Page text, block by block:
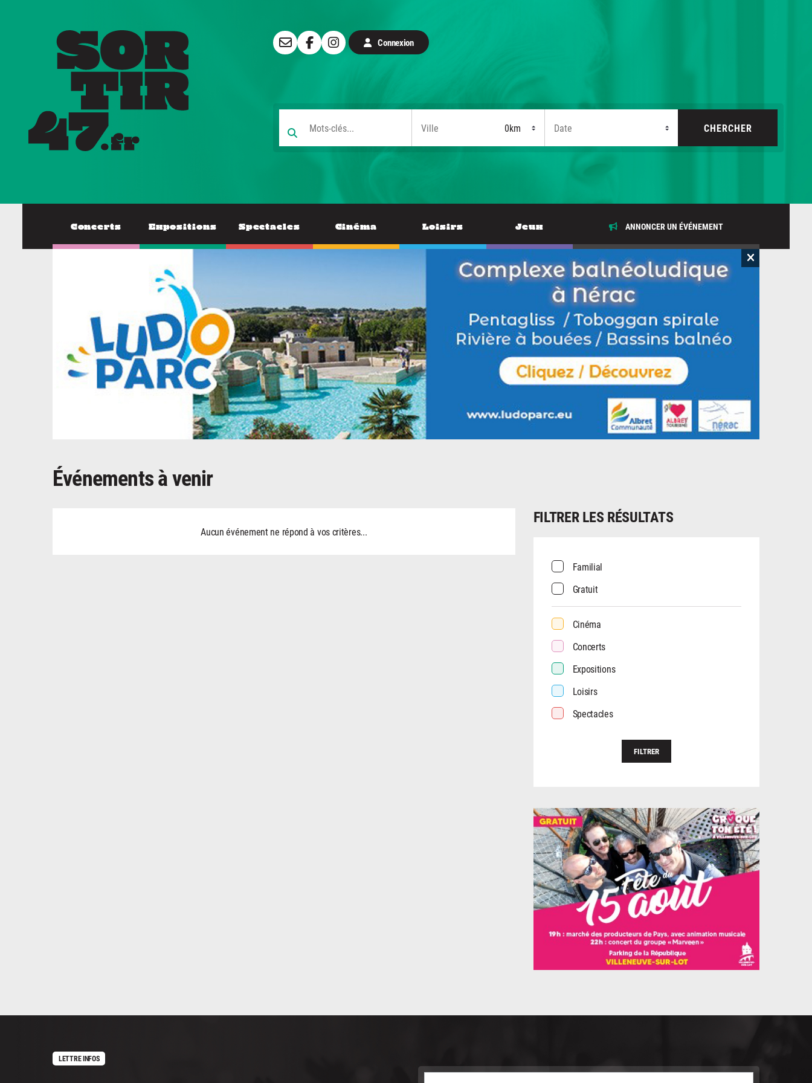
Connexion
Concerts Expositions Spectacles Cinéma Loisirs Jeux ANNONCER UN ÉVÉNEMENT
Événements à venir
Aucun événement ne répond à vos critères...
FILTRER LES RÉSULTATS
Familial
Gratuit
Cinéma
Concerts
Expositions
Loisirs
Spectacles
LETTRE INFOS